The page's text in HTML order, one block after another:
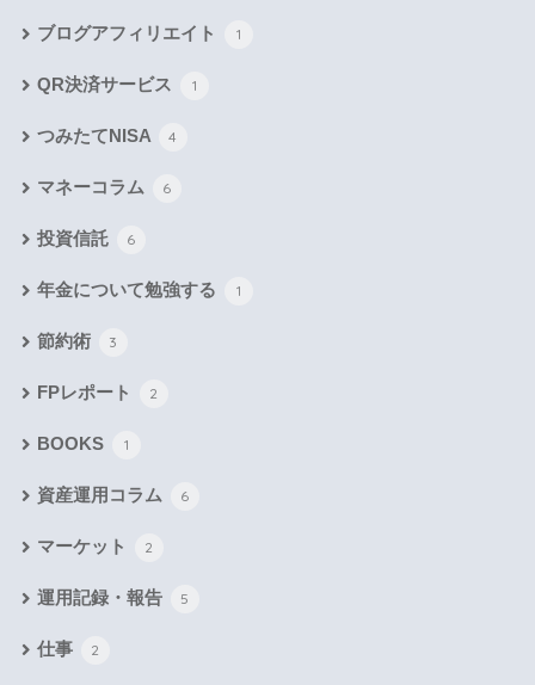
ブログアフィリエイト 1
QR決済サービス 1
つみたてNISA 4
マネーコラム 6
投資信託 6
年金について勉強する 1
節約術 3
FPレポート 2
BOOKS 1
資産運用コラム 6
マーケット 2
運用記録・報告 5
仕事 2